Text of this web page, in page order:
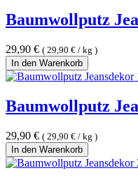
Baumwollputz
29,90 € ( 29,90 € / kg )
In den Warenkorb
Baumwollputz
29,90 € ( 29,90 € / kg )
In den Warenkorb